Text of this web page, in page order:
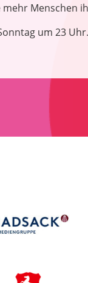
Menschen
um 23 Uhr.